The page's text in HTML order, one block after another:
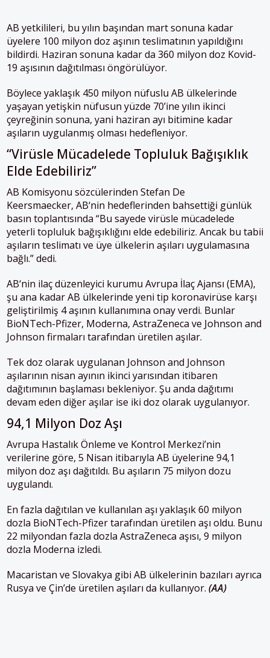
AB yetkilileri, bu yılın başından mart sonuna kadar
üyelere 100 milyon doz aşının teslimatının yapıldığını
bildirdi. Haziran sonuna kadar da 360 milyon doz Kovid-
19 aşısının dağıtılması öngörülüyor.
Böylece yaklaşık 450 milyon nüfuslu AB ülkelerinde
yaşayan yetişkin nüfusun yüzde 70’ine yılın ikinci
çeyreğinin sonuna, yani haziran ayı bitimine kadar
aşıların uygulanmış olması hedefleniyor.
“Virüsle Mücadelede Topluluk Bağışıklık
Elde Edebiliriz”
AB Komisyonu sözcülerinden Stefan De
Keersmaecker, AB‘nin hedeflerinden bahsettiği günlük
basın toplantısında “Bu sayede virüsle mücadelede
yeterli topluluk bağışıklığını elde edebiliriz. Ancak bu tabii
aşıların teslimatı ve üye ülkelerin aşıları uygulamasına
bağlı.” dedi.
AB‘nin ilaç düzenleyici kurumu Avrupa İlaç Ajansı (EMA),
şu ana kadarAB ülkelerinde yeni tip koronavirüse karşı
geliştirilmiş 4 aşının kullanımına onay verdi. Bunlar
BioNTech-Pfizer, Moderna, AstraZeneca ve Johnson and
Johnson firmaları tarafından üretilen aşılar.
Tek doz olarak uygulanan Johnson and Johnson
aşılarının nisan ayının ikinci yarısından itibaren
dağıtımının başlaması bekleniyor. Şu anda dağıtımı
devam eden diğer aşılar ise iki doz olarak uygulanıyor.
94,1 Milyon Doz Aşı
Avrupa Hastalık Önleme ve Kontrol Merkezi’nin
verilerine göre, 5 Nisan itibarıyla AB üyelerine 94,1
milyon doz aşı dağıtıldı. Bu aşıların 75 milyon dozu
uygulandı.
En fazla dağıtılan ve kullanılan aşı yaklaşık 60 milyon
dozla BioNTech-Pfizer tarafından üretilen aşı oldu. Bunu
22 milyondan fazla dozla AstraZeneca aşısı, 9 milyon
dozla Moderna izledi.
Macaristan ve Slovakya gibi AB ülkelerinin bazıları ayrıca
Rusya ve Çin’de üretilen aşıları da kullanıyor. (AA)